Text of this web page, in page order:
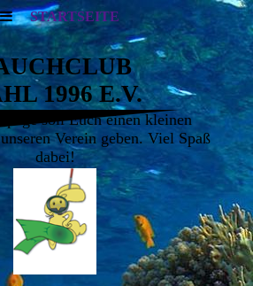
STARTSEITE
1996 E.V.
soll Euch einen kleinen
Verein geben. Viel Spaß
dabei!